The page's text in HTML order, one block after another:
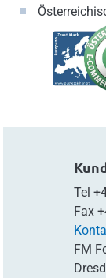
Tel
Fax
FM